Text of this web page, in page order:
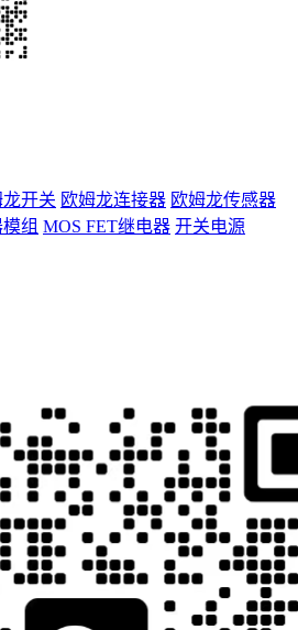
龙开关 欧姆龙连接器 欧姆龙传感器
组 MOS FET继电器 开关电源